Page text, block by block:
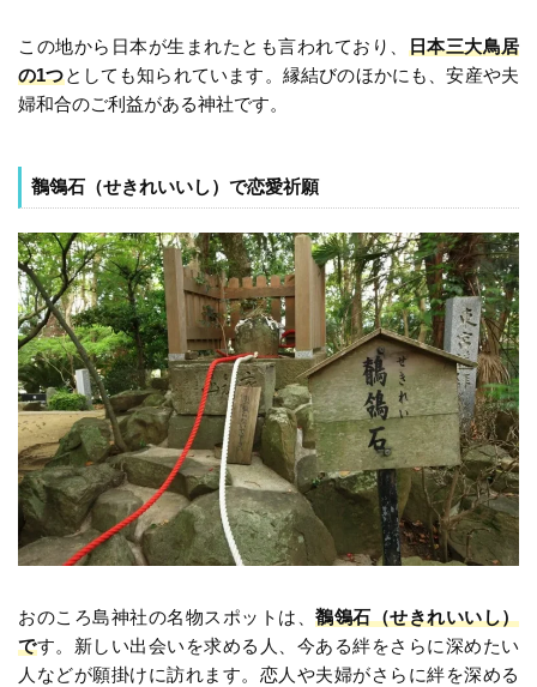
この地から日本が生まれたとも言われており、 日本三大鳥居
の1つとしても知られています。縁結びのほかにも、安産や夫
婦和合のご利益がある神社です。
鶺鴒石（せきれいいし）で恋愛祈願
おのころ島神社の名物スポットは、 鶺鴒石（せきれいいし）
です。新しい出会いを求める人、今ある絆をさらに深めたい
人などが願掛けに訪れます。恋人や夫婦がさらに絆を深める